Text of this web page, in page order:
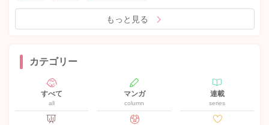
もっと見る
カテゴリー
すべて
all
マンガ
column
連載
series